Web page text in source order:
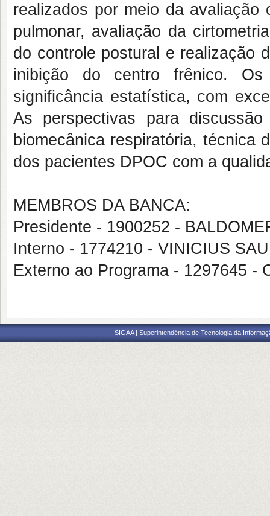
realizados por meio da
pulmonar, avaliação da
do controle postural e realização
inibição do centro frênico. Os
significância estatística, com
As perspectivas para
biomecânica respiratória, técnica
dos pacientes DPOC com a
MEMBROS DA BANCA:
Presidente - 1900252 -
Interno - 1774210 - VINICIUS
Externo ao Programa - 1297645 -
SIGAA | Superintendência de Tecnologia da